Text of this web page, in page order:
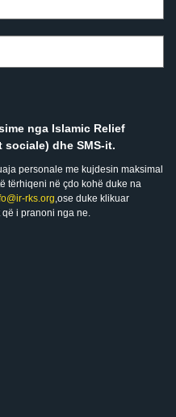
nga Islamic Relief
sociale) dhe SMS-it.
personale me kujdesin maksimal
tërhiqeni në çdo kohë duke na
rks.org,ose duke klikuar
i pranoni nga ne.